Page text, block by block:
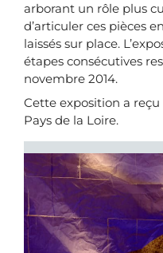
arborant un rôle plus
d’articuler ces pièces
laissés sur place.
étapes consécutives
novembre 2014.
Cette exposition a
Pays de la Loire.